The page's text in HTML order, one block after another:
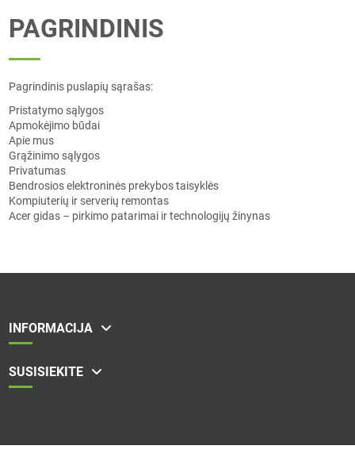
PAGRINDINIS
Pagrindinis puslapių sąrašas:
Pristatymo sąlygos
Apmokėjimo būdai
Apie mus
Grąžinimo sąlygos
Privatumas
Bendrosios elektroninės prekybos taisyklės
Kompiuterių ir serverių remontas
Acer gidas – pirkimo patarimai ir technologijų žinynas
INFORMACIJA
SUSISIEKITE